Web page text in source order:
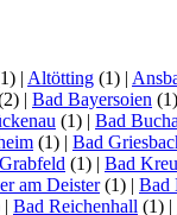
| Altötting (1) |
| Bad Bayersoien (1)
(1) | Bad
(1) | Bad
(1) | Bad
am Deister(1) | Bad
| Bad Reichenhall (1) |